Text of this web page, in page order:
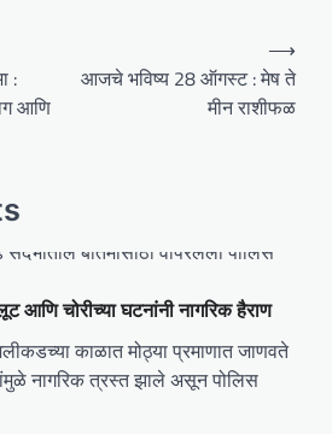
:
आणि
आजचे भविष्य 28 ऑगस्ट : मेष ते
मीन राशीफळ
⟶
आणि चोरीच्या घटनांनी नागरिक हैराण
काळात मोठ्या प्रमाणात जाणवते
नागरिक त्रस्त झाले असून पोलिस